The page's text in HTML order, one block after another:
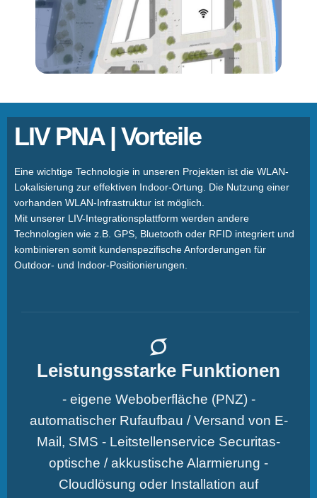
LIV PNA | Vorteile
Eine wichtige Technologie in unseren Projekten ist die WLAN-
Lokalisierung zur effektiven Indoor-Ortung. Die Nutzung einer
vorhanden WLAN-Infrastruktur ist möglich.
Mit unserer LIV-Integrationsplattform werden andere
Technologien wie z.B. GPS, Bluetooth oder RFID integriert und
kombinieren somit kundenspezifische Anforderungen für
Outdoor- und Indoor-Positionierungen.
Leistungsstarke Funktionen
- eigene Weboberfläche (PNZ) -
automatischer Rufaufbau / Versand von E-
Mail, SMS - Leitstellenservice Securitas-
optische / akkustische Alarmierung -
Cloudlösung oder Installation auf